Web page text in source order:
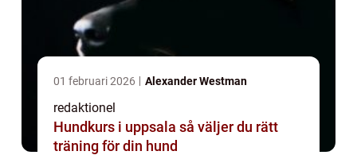
01 februari 2026 Alexander Westman
redaktionel
Hundkurs i uppsala så väljer du rätt
träning för din hund